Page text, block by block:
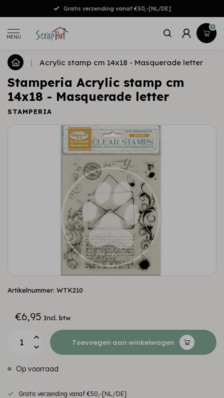
Gratis verzending vanaf €50,-[NL/DE]
MENU
0
| Acrylic stamp cm 14x18 - Masquerade letter
Stamperia Acrylic stamp cm
14x18 - Masquerade letter
STAMPERIA
Artikelnummer: WTK210
€6,95 Incl. btw
Toevoegen aan winkelwagen
Op voorraad
Gratis verzending vanaf €50,-[NL/DE]